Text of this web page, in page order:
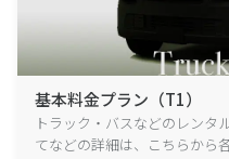
基本料金プラン（T1）
トラック・バスなどのレンタ
てなどの詳細は、こちらから